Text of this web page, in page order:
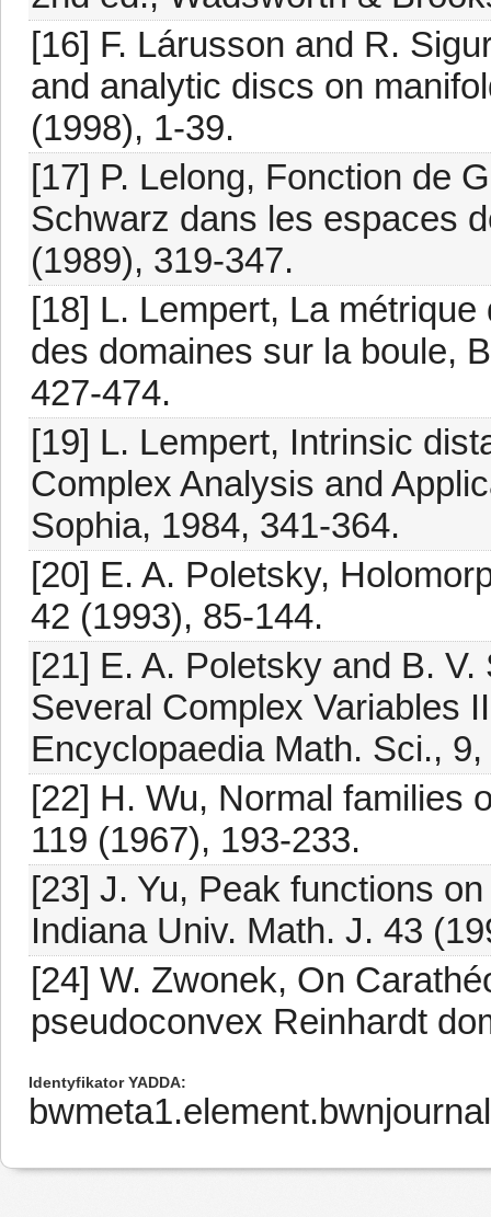
[16] F. Lárusson and R.
and analytic discs on
(1998), 1-39.
[17] P. Lelong, Fonction de
Schwarz dans les espaces
(1989), 319-347.
[18] L. Lempert, La
des domaines sur la boule,
427-474.
[19] L. Lempert, Intrinsic
Complex Analysis and
Sophia, 1984, 341-364.
[20] E. A. Poletsky,
42 (1993), 85-144.
[21] E. A. Poletsky and B.
Several Complex Variables
Encyclopaedia Math. Sci.,
[22] H. Wu, Normal families
119 (1967), 193-233.
[23] J. Yu, Peak functions
Indiana Univ. Math. J. 43
[24] W. Zwonek, On
pseudoconvex Reinhardt
Identyfikator YADDA